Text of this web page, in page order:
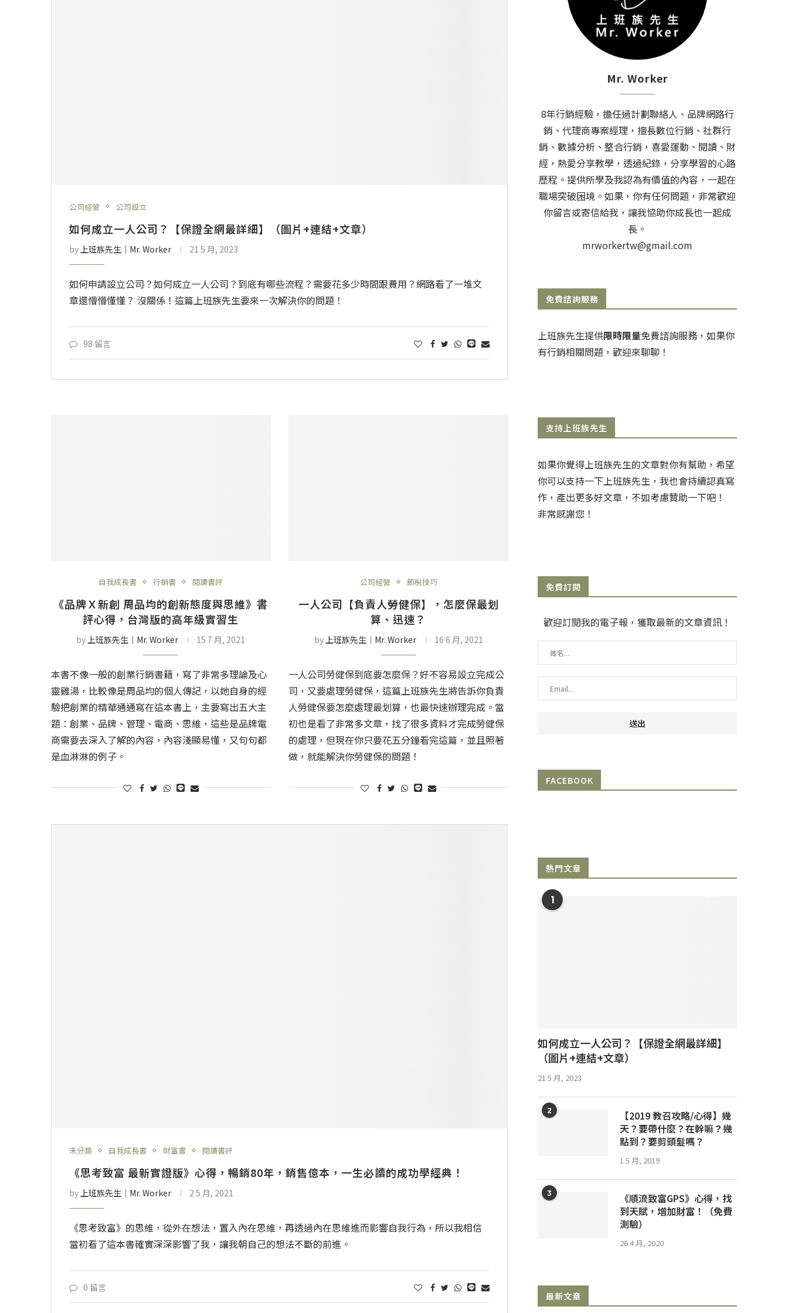
公司經營 公司設立
如何成立一人公司？【保證全網最詳細】（圖片+連結+文章）
by 上班族先生│Mr. Worker 21 5 月, 2023
如何申請設立公司？如何成立一人公司？到底有哪些流程？需要花多少時間跟費用？網路看了一堆文
章還懵懵懂懂？ 沒關係！這篇上班族先生要來一次解決你的問題！
98 留言
自我成長書 行銷書 閱讀書評
《品牌Ｘ新創 周品均的創新態度與思維》書
評心得，台灣版的高年級實習生
by上班族先生│Mr. Worker 15 7 月, 2021
本書不像一般的創業行銷書籍，寫了非常多理論及心
靈雞湯，比較像是周品均的個人傳記，以她自身的經
驗把創業的精華通通寫在這本書上，主要寫出五大主
題：創業、品牌、管理、電商、思維，這些是品牌電
商需要去深入了解的內容，內容淺顯易懂，又句句都
是血淋淋的例子。
公司經營 節稅技巧
一人公司【負責人勞健保】，怎麼保最划
算、迅速？
by上班族先生│Mr. Worker 16 6 月, 2021
一人公司勞健保到底要怎麼保？好不容易設立完成公
司，又要處理勞健保，這篇上班族先生將告訴你負責
人勞健保要怎麼處理最划算，也最快速辦理完成。當
初也是看了非常多文章，找了很多資料才完成勞健保
的處理，但現在你只要花五分鐘看完這篇，並且照著
做，就能解決你勞健保的問題！
未分類 自我成長書 財富書 閱讀書評
《思考致富 最新實證版》心得，暢銷80年，銷售億本，一生必讀的成功學經典！
by上班族先生│Mr. Worker 2 5 月, 2021
《思考致富》的思維，從外在想法，置入內在思維，再透過內在思維進而影響自我行為，所以我相信
當初看了這本書確實深深影響了我，讓我朝自己的想法不斷的前進。
0 留言
Mr. Worker
8年行銷經驗，擔任過計劃聯絡人、品牌網路行
銷、代理商專案經理，擅長數位行銷、社群行
銷、數據分析、整合行銷，喜愛運動、閱讀、財
經，熱愛分享教學，透過紀錄，分享學習的心路
歷程。提供所學及我認為有價值的內容，一起在
職場突破困境。如果，你有任何問題，非常歡迎
你留言或寄信給我，讓我協助你成長也一起成
長。
mrworkertw@gmail.com
免費諮詢服務
上班族先生提供限時限量免費諮詢服務，如果你
有行銷相關問題，歡迎來聊聊！
支持上班族先生
如果你覺得上班族先生的文章對你有幫助，希望
你可以支持一下上班族先生，我也會持續認真寫
作，產出更多好文章，不如考慮贊助一下吧！
非常感謝您！
免費訂閱
歡迎訂閱我的電子報，獲取最新的文章資訊！
FACEBOOK
熱門文章
1
如何成立一人公司？【保證全網最詳細】
（圖片+連結+文章）
21 5 月, 2023
2
【2019 教召攻略/心得】幾
天？要帶什麼？在幹嘛？幾
點到？要剪頭髮嗎？
1 5 月, 2019
3
《順流致富GPS》心得，找
到天賦，增加財富！（免費
測驗）
26 4 月, 2020
最新文章